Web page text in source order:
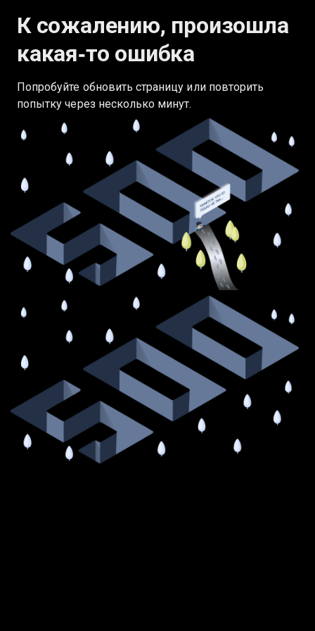
К сожалению, произошла
какая‑то ошибка
Попробуйте обновить страницу или повторить
попытку через несколько минут.